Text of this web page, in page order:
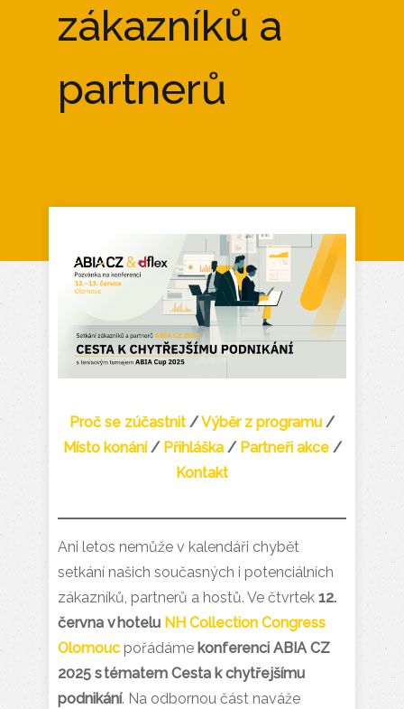
zákazníků a
partnerů
Proč se zúčastnit/Výběr z programu /
Místo konání/ Přihláška/ Partneři akce /
Kontakt
Ani letos nemůže v kalendáři chybět
setkání našich současných i potenciálních
zákazníků, partnerů a hostů. Ve čtvrtek 12.
června v hotelu NH Collection Congress
Olomouc pořádáme konferenci ABIA CZ
2025 s tématem Cesta k chytřejšímu
podnikání. Na odbornou část naváže